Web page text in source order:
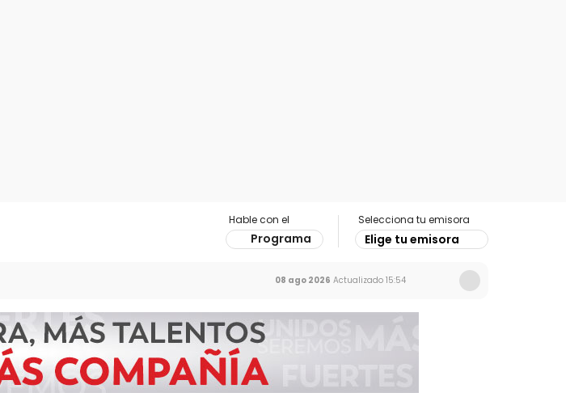
Hable con el
Programa
Selecciona tu emisora
Elige tu emisora
08 ago 2026 Actualizado 15:54